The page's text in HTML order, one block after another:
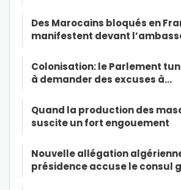
Des Marocains bloqués en
manifestent devant
Colonisation: le Parlement
à demander des excuses à…
Quand la production des
suscite un fort engouement
Nouvelle allégation
présidence accuse le consul